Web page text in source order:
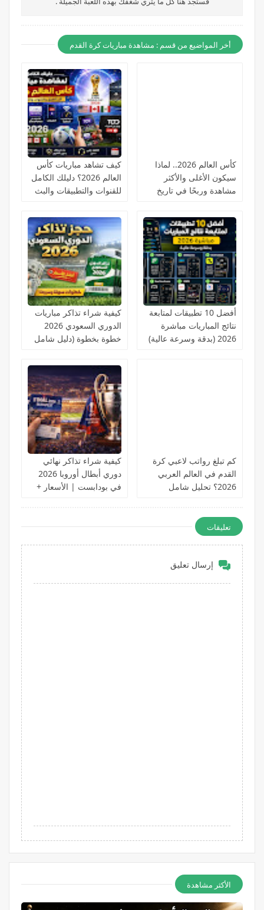
أخر المواضيع من قسم : مشاهدة مباريات كرة القدم
كأس العالم 2026.. لماذا
سيكون الأغلى والأكثر
مشاهدة وربحًا في تاريخ
كيف تشاهد مباريات كأس
العالم 2026؟ دليلك الكامل
للقنوات والتطبيقات والبث
أفضل 10 تطبيقات لمتابعة
نتائج المباريات مباشرة
2026 (بدقة وسرعة عالية)
كيفية شراء تذاكر مباريات
الدوري السعودي 2026
خطوة بخطوة (دليل شامل
كم تبلغ رواتب لاعبي كرة
القدم في العالم العربي
2026؟ تحليل شامل
كيفية شراء تذاكر نهائي
دوري أبطال أوروبا 2026
في بودابست | الأسعار +
تعليقات
إرسال تعليق
الأكثر مشاهدة